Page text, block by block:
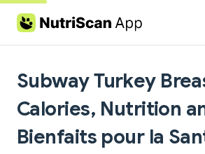
Skip to content
Subway Turkey
Calories, Nutrition
Bienfaits pour la